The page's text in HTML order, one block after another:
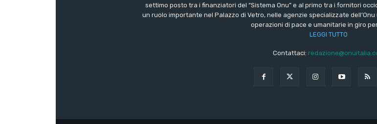
settimo posto tra i finanziatori del “Sistema Onu” e al primo tra i fornitori
un ruolo importante nel Palazzo di Vetro, nelle agenzie specializzate
operazioni di pace e umanitarie in giro
LEGGI TUTTO
Contattaci: